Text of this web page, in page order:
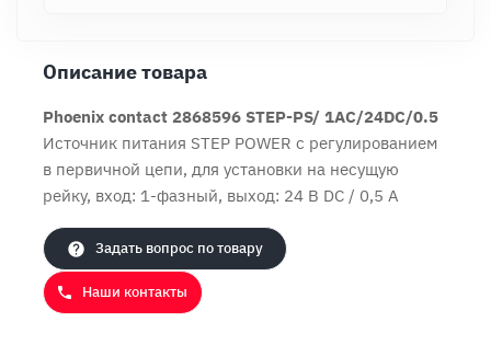
Описание товара
Phoenix contact 2868596 STEP-PS/ 1AC/24DC/0.5
Источник питания STEP POWER с регулированием
в первичной цепи, для установки на несущую
рейку, вход: 1-фазный, выход: 24 В DC / 0,5 А
Задать вопрос по товару
Наши контакты
Продолжить покупки Оформить заказ